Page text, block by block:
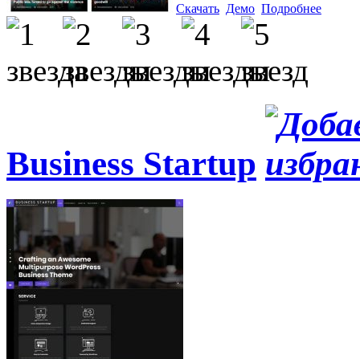
Скачать Демо Подробнее
Business Startup